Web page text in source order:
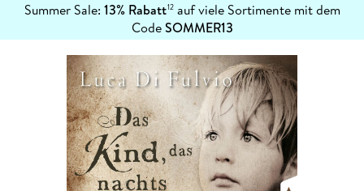
Summer Sale: 13% Rabatt12auf viele Sortimente mit dem
CodeSOMMER13
erfahren